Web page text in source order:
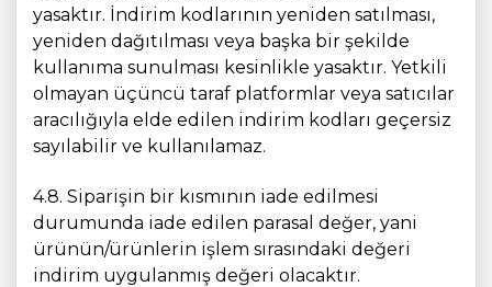
yasaktır. İndirim kodlarının yeniden satılması,
yeniden dağıtılması veya başka bir şekilde
kullanıma sunulması kesinlikle yasaktır. Yetkili
olmayan üçüncü taraf platformlar veya satıcılar
aracılığıyla elde edilen indirim kodları geçersiz
sayılabilir ve kullanılamaz.
4.8. Siparişin bir kısmının iade edilmesi
durumunda iade edilen parasal değer, yani
ürünün/ürünlerin işlem sırasındaki değeri
indirim uygulanmış değeri olacaktır.